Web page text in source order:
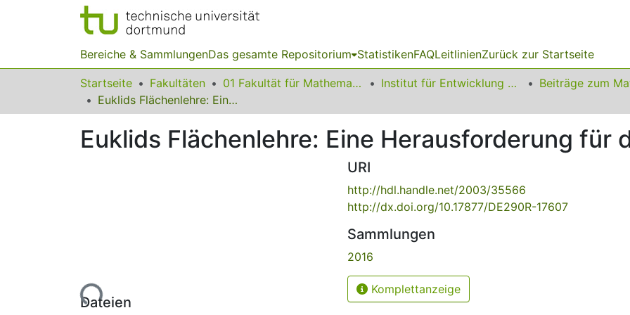
Bereiche & SammlungenDas gesamte Repositorium StatistikenFAQLeitlinienZurück zur Startseite
Startseite Fakultäten 01 Fakultät für Mathematik
Institut für Entwicklung und Erforschung des Mathematikunterrichts
Euklids Flächenlehre: Eine Herausforderung für die Schule?
Euklids Flächenlehre: Eine Herausforderung für
Lade...
Dateien
URI
http://hdl.handle.net/2003/35566
http://dx.doi.org/10.17877/DE290R-17607
Sammlungen
2016
Komplettanzeige